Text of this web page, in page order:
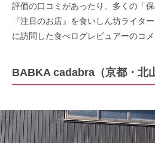
評価の口コミがあったり、多くの「
『注目のお店』を食いしん坊ライタ
に訪問した食べログレビュアーのコメ
BABKA cadabra（京都・北